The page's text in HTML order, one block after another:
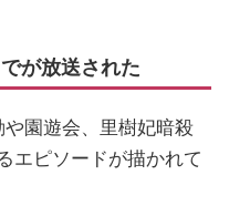
が放送された
園遊会、里樹妃暗殺
エピソードが描かれて